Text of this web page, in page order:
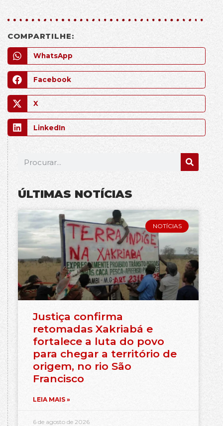
COMPARTILHE:
WhatsApp
Facebook
X
LinkedIn
ÚLTIMAS NOTÍCIAS
NOTÍCIAS
Justiça confirma
retomadas Xakriabá e
fortalece a luta do povo
para chegar a território de
origem, no rio São
Francisco
LEIA MAIS »
6 de agosto de 2026